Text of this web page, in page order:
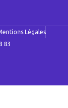
Légales
83